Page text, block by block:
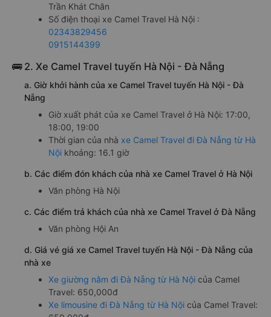
Trần Khát Chân
Số điện thoại xe Camel Travel Hà Nội :
02343829456
0915144399
🚌 2. Xe Camel Travel tuyến Hà Nội - Đà Nẵng
a. Giờ khởi hành của xe Camel Travel tuyến Hà Nội - Đà
Nẵng
Giờ xuất phát của xe Camel Travel ở Hà Nội: 17:00,
18:00, 19:00
Thời gian của nhà xe Camel Travel đi Đà Nẵng từ Hà
Nội khoảng: 16.1 giờ
b. Các điểm đón khách của nhà xe Camel Travel ở Hà Nội
Văn phòng Hà Nội
c. Các điểm trả khách của nhà xe Camel Travel ở Đà Nẵng
Văn phòng Hội An
d. Giá vé giá xe Camel Travel tuyến Hà Nội - Đà Nẵng của
nhà xe
Xe giường nằm đi Đà Nẵng từ Hà Nội của Camel
Travel: 650,000đ
Xe limousine đi Đà Nẵng từ Hà Nội của Camel Travel: